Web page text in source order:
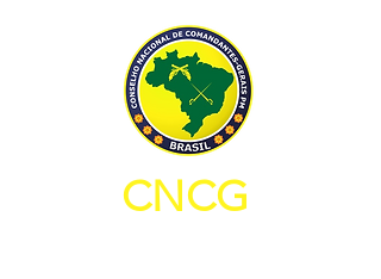
CNCG